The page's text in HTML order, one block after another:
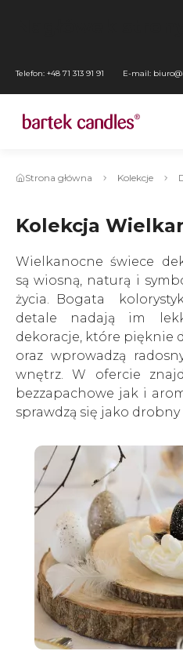
głównego
ustawień
WCAG
treści
Przejdź
do
mediów
Przejdź
Telefon: +48 71 313 91 91 E-mail:
Strona główna Kolekcje
Kolekcja
Wielkanocne świece
są wiosną, naturą i
życia. Bogata
detale nadają im
dekoracje, które pięknie
oraz wprowadzą
wnętrz. W ofercie
bezzapachowe jak i
sprawdzą się jako